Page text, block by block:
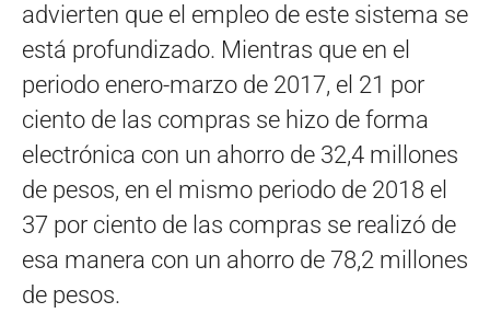
advierten que el empleo de este sistema se
está profundizado. Mientras que en el
periodo enero-marzo de 2017, el 21 por
ciento de las compras se hizo de forma
electrónica con un ahorro de 32,4 millones
de pesos, en el mismo periodo de 2018 el
37 por ciento de las compras se realizó de
esa manera con un ahorro de 78,2 millones
de pesos.